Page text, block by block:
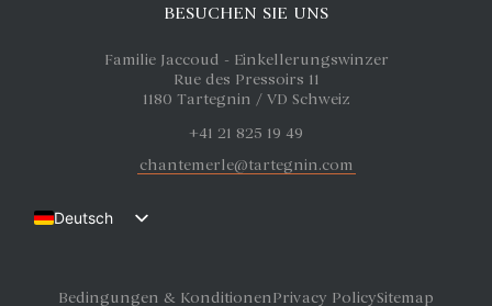
BESUCHEN SIE UNS
Familie Jaccoud - Einkellerungswinzer
Rue des Pressoirs 11
1180 Tartegnin / VD Schweiz
+41 21 825 19 49
chantemerle@tartegnin.com
Deutsch
English (UK)
Bedingungen & KonditionenPrivacy PolicySitemap